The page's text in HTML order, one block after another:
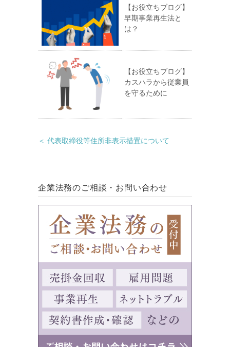
【お役立ちブログ】
早期事業再生法と
は？
【お役立ちブログ】
カスハラから従業員
を守るために
＜ 代表取締役等住所非表示措置について
企業法務のご相談・お問い合わせ